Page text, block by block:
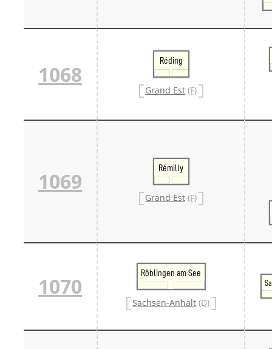
1068
Réding
Grand Est (F)
1069
Rémilly
Grand Est (F)
1070
Röblingen am See
Sachsen-Anhalt (D)